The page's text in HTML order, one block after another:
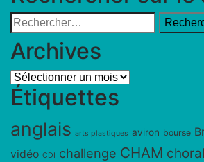
Rechercher :
Archives
Archives
Étiquettes
anglais arts plastiques aviron bourse
vidéo CDI challenge CHAM